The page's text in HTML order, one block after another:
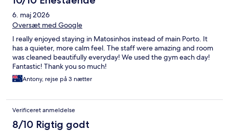
6. maj 2026
Oversæt med Google
I really enjoyed staying in Matosinhos instead of main Porto. It
has a quieter, more calm feel. The staff were amazing and room
was cleaned beautifully everyday! We used the gym each day!
Fantastic! Thank you so much!
Antony, rejse på 3 nætter
Verificeret anmeldelse
8/10 Rigtig godt